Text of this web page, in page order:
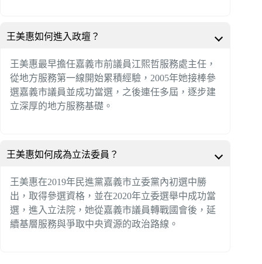
王美惠如何進入政壇？
王美惠最早擔任嘉義市前議員江熙哲服務處主任，
從地方服務第一線開始累積經驗，2005年她接棒參
選嘉義市議員並成功當選，之後連任多屆，逐步建
立深厚的地方服務基礎。
王美惠如何成為立法委員？
王美惠在2019年民進黨嘉義市立委黨內初選中勝
出，取得參選資格，並在2020年立委選舉中成功當
選，進入立法院，她從嘉義市議員轉戰國會後，延
續基層服務與爭取中央資源的政治路線。